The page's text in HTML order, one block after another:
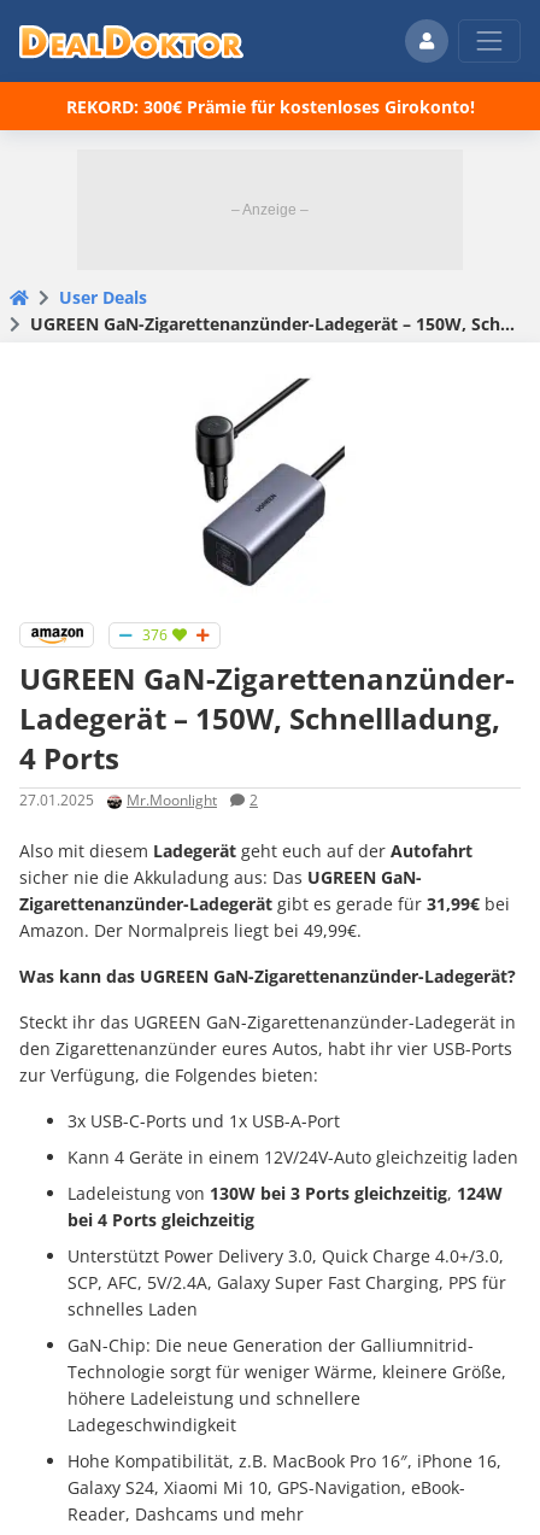
REKORD: 300€ Prämie für kostenloses Girokonto!
User Deals
UGREEN GaN-Zigarettenanzünder-Ladegerät – 150W, Schnellladung, 4 Ports
376
UGREEN GaN-Zigarettenanzünder-
Ladegerät – 150W, Schnellladung,
4 Ports
27.01.2025 Mr.Moonlight 2
Also mit diesem Ladegerät geht euch auf der Autofahrt
sicher nie die Akkuladung aus: Das UGREEN GaN-
Zigarettenanzünder-Ladegerät gibt es gerade für 31,99€ bei
Amazon. Der Normalpreis liegt bei 49,99€.
Was kann das UGREEN GaN-Zigarettenanzünder-Ladegerät?
Steckt ihr das UGREEN GaN-Zigarettenanzünder-Ladegerät in
den Zigarettenanzünder eures Autos, habt ihr vier USB-Ports
zur Verfügung, die Folgendes bieten:
3x USB-C-Ports und 1x USB-A-Port
Kann 4 Geräte in einem 12V/24V-Auto gleichzeitig laden
Ladeleistung von 130W bei 3 Ports gleichzeitig, 124W
bei 4 Ports gleichzeitig
Unterstützt Power Delivery 3.0, Quick Charge 4.0+/3.0,
SCP, AFC, 5V/2.4A, Galaxy Super Fast Charging, PPS für
schnelles Laden
GaN-Chip: Die neue Generation der Galliumnitrid-
Technologie sorgt für weniger Wärme, kleinere Größe,
höhere Ladeleistung und schnellere
Ladegeschwindigkeit
Hohe Kompatibilität, z.B. MacBook Pro 16″, iPhone 16,
Galaxy S24, Xiaomi Mi 10, GPS-Navigation, eBook-
Reader, Dashcams und mehr